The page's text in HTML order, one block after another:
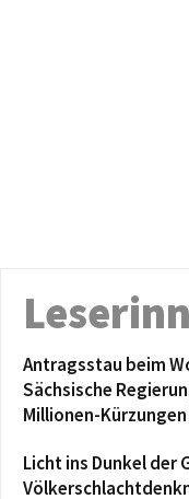
Antragsstau beim
Sächsische
Millionen-
Licht ins Dunkel der